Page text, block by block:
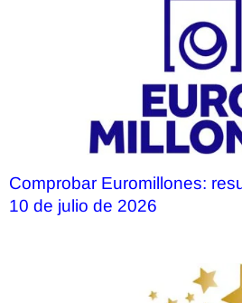
Comprobar Euromillones:
10 de julio de 2026